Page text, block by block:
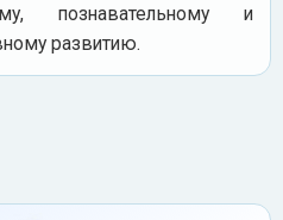
познавательному и
развитию.